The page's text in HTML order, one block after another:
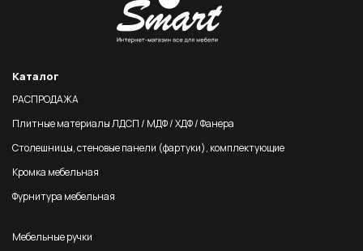
Каталог
РАСПРОДАЖА
Плитные материалы ЛДСП / МДФ / ХДФ / Фанера
Столешницы, стеновые панели (фартуки), комплектующие
Кромка мебельная
Фурнитура мебельная
Мебельные ручки